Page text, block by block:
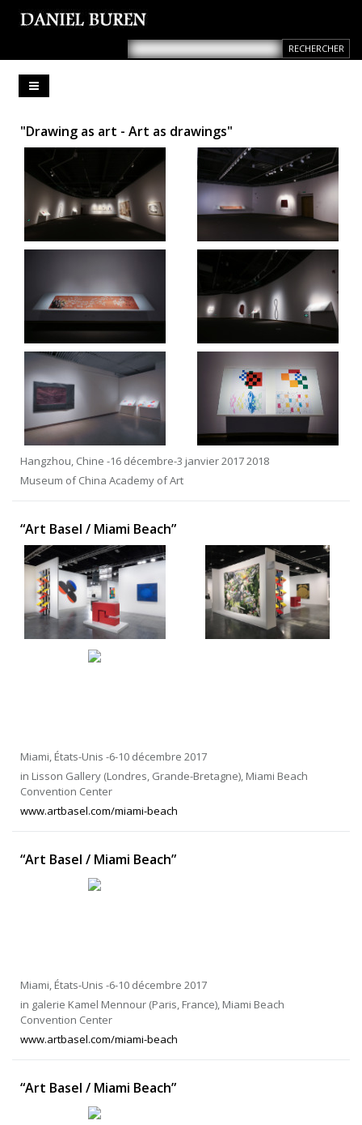
"Drawing as art - Art as drawings"
Hangzhou, Chine -16 décembre-3 janvier 2017 2018
Museum of China Academy of Art
“Art Basel / Miami Beach”
Miami, États-Unis -6-10 décembre 2017
in Lisson Gallery (Londres, Grande-Bretagne), Miami Beach
Convention Center
www.artbasel.com/miami-beach
“Art Basel / Miami Beach”
Miami, États-Unis -6-10 décembre 2017
in galerie Kamel Mennour (Paris, France), Miami Beach
Convention Center
www.artbasel.com/miami-beach
“Art Basel / Miami Beach”